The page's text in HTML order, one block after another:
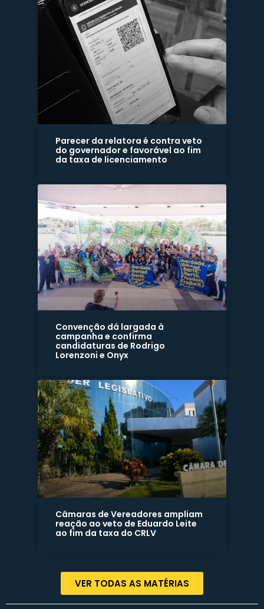
Parecer da relatora é contra veto
do governador e favorável ao fim
da taxa de licenciamento
Convenção dá largada à
campanha e confirma
candidaturas de Rodrigo
Lorenzoni e Onyx
Câmaras de Vereadores ampliam
reação ao veto de Eduardo Leite
ao fim da taxa do CRLV
VER TODAS AS MATÉRIAS